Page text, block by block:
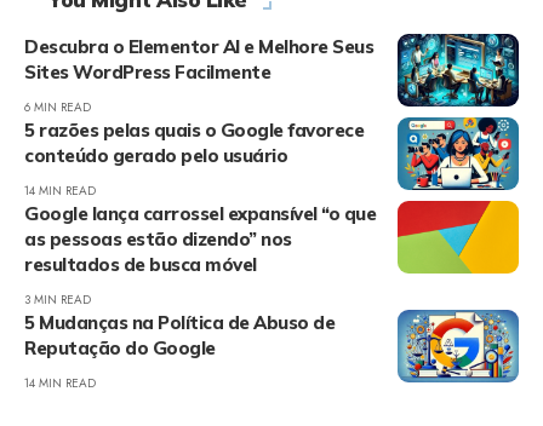
Descubra o Elementor AI e Melhore Seus
Sites WordPress Facilmente
6 MIN READ
5 razões pelas quais o Google favorece
conteúdo gerado pelo usuário
14 MIN READ
Google lança carrossel expansível “o que
as pessoas estão dizendo” nos
resultados de busca móvel
3 MIN READ
5 Mudanças na Política de Abuso de
Reputação do Google
14 MIN READ